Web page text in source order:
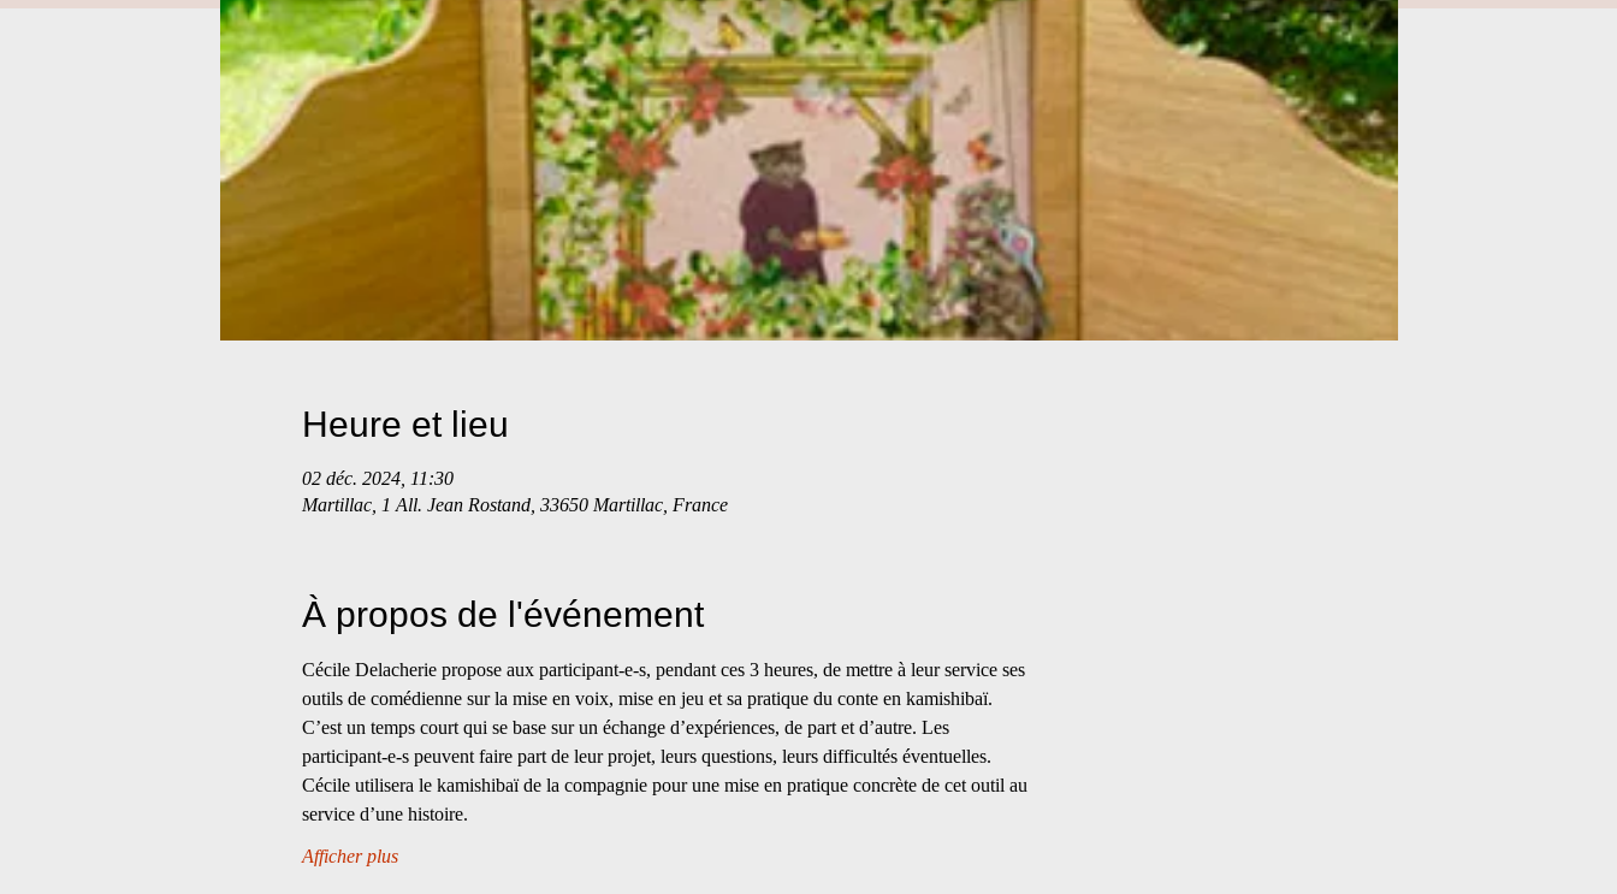
Heure et lieu
02 déc. 2024, 11:30
Martillac, 1 All. Jean Rostand, 33650 Martillac, France
À propos de l'événement
Cécile Delacherie propose aux participant-e-s, pendant ces 3 heures, de mettre à leur service ses
outils de comédienne sur la mise en voix, mise en jeu et sa pratique du conte en kamishibaï.
C’est un temps court qui se base sur un échange d’expériences, de part et d’autre. Les
participant-e-s peuvent faire part de leur projet, leurs questions, leurs difficultés éventuelles.
Cécile utilisera le kamishibaï de la compagnie pour une mise en pratique concrète de cet outil au
service d’une histoire.
Afficher plus